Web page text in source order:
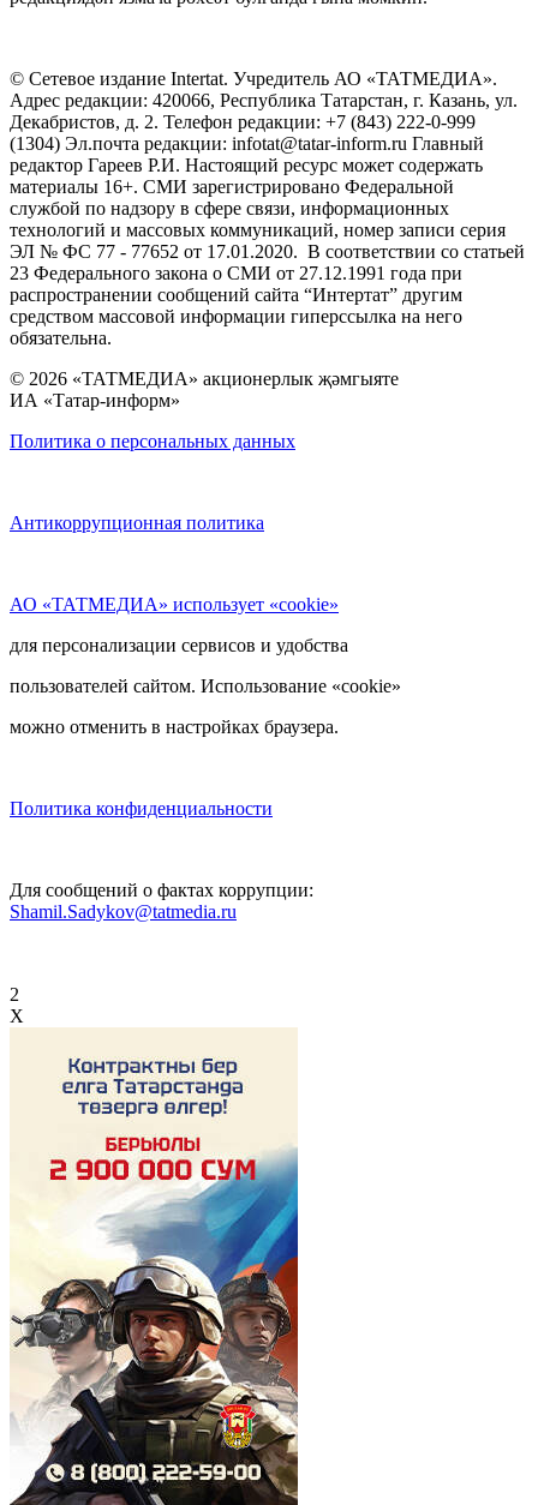
© Сетевое издание Intertat. Учредитель АО «ТАТМЕДИА».
Адрес редакции: 420066, Республика Татарстан, г. Казань, ул.
Декабристов, д. 2. Телефон редакции: +7 (843) 222-0-999
(1304) Эл.почта редакции: infotat@tatar-inform.ru Главный
редактор Гареев Р.И. Настоящий ресурс может содержать
материалы 16+. СМИ зарегистрировано Федеральной
службой по надзору в сфере связи, информационных
технологий и массовых коммуникаций, номер записи серия
ЭЛ № ФС 77 - 77652 от 17.01.2020. В соответствии со статьей
23 Федерального закона о СМИ от 27.12.1991 года при
распространении сообщений сайта “Интертат” другим
средством массовой информации гиперссылка на него
обязательна.
© 2026 «ТАТМЕДИА» акционерлык җәмгыяте
ИА «Татар-информ»
Политика о персональных данных
Антикоррупционная политика
АО «ТАТМЕДИА» использует «cookie»
для персонализации сервисов и удобства
пользователей сайтом. Использование «cookie»
можно отменить в настройках браузера.
Политика конфиденциальности
Для сообщений о фактах коррупции:
Shamil.Sadykov@tatmedia.ru
2
X